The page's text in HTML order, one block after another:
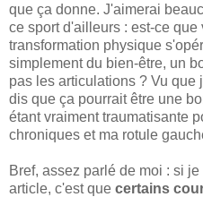
que ça donne. J'aimerai
ce sport d'ailleurs : est-ce que
transformation physique
simplement du bien-être, un
pas les articulations ? Vu que
dis que ça pourrait être une
étant vraiment traumatisante
chroniques et ma rotule
Bref, assez parlé de moi : si je
article, c'est que certains